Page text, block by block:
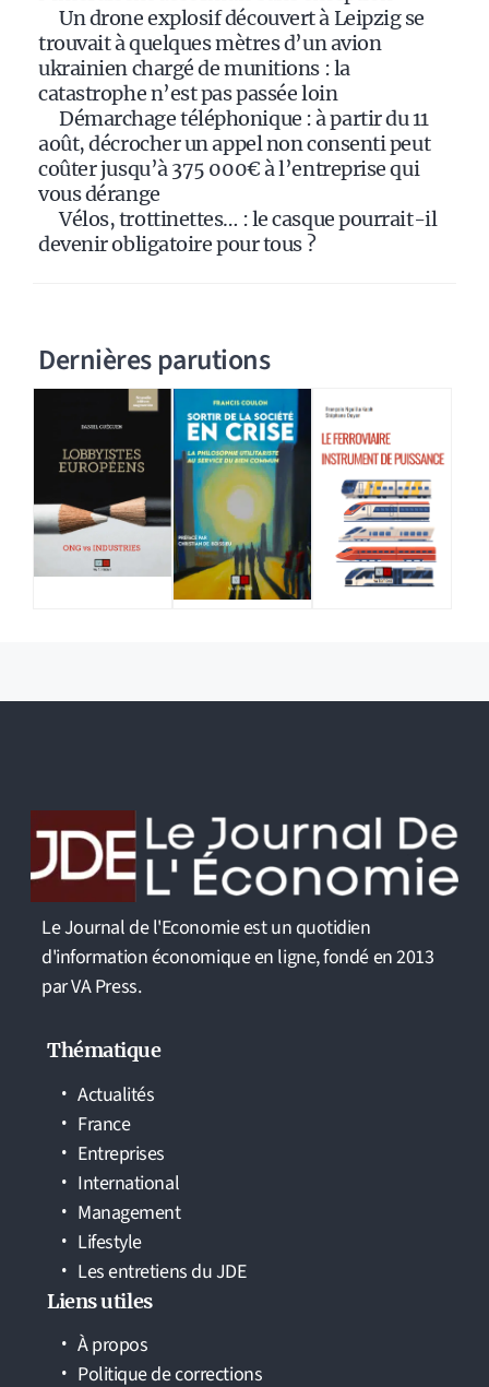
Un drone explosif découvert à Leipzig se
trouvait à quelques mètres d’un avion
ukrainien chargé de munitions : la
catastrophe n’est pas passée loin
Démarchage téléphonique : à partir du 11
août, décrocher un appel non consenti peut
coûter jusqu’à 375 000€ à l’entreprise qui
vous dérange
Vélos, trottinettes… : le casque pourrait-il
devenir obligatoire pour tous ?
Dernières parutions
Le Journal de l'Economie est un quotidien
d'information économique en ligne, fondé en 2013
par VA Press.
Thématique
Actualités
France
Entreprises
International
Management
Lifestyle
Les entretiens du JDE
Liens utiles
À propos
Politique de corrections